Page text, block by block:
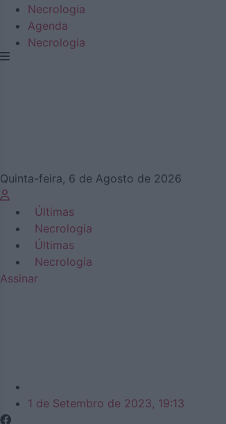
Necrologia
Agenda
Necrologia
Quinta-feira, 6 de Agosto de 2026
Últimas
Necrologia
Últimas
Necrologia
Assinar
1 de Setembro de 2023, 19:13